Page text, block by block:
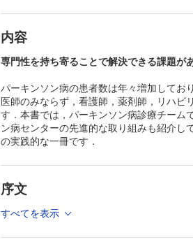
服薬指導
やせとそ
栄養食事
4 耳鼻咽
嚥下障害
嚥下障害
パーキン
内容
専門性を持ち寄ることで解決できる課題が
パーキンソン病の患者数は年々増加してお
医師のみならず，看護師，薬剤師，リハビ
す．本書では，パーキンソン病診療チーム
ン病センターの先進的な取り組みも紹介し
の実践的な一冊です．
序文
すべてを表示